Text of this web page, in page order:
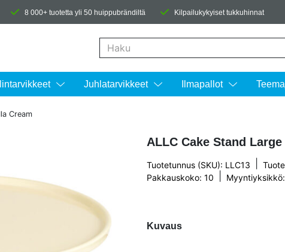
8 000+ tuotetta yli 50 huippubrändiltä Kilpailukykyiset tukkuhinnat
Juhlatarvikkeet Ilmapallot
Cream
ALLC Cake Stand
Tuotetunnus (SKU): LLC13
Pakkauskoko: 10
Kuvaus